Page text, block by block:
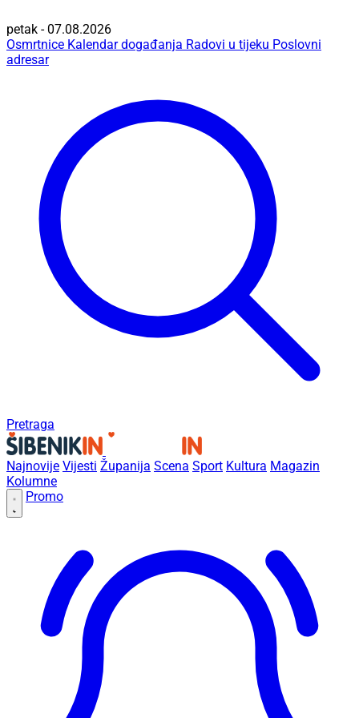
petak - 07.08.2026
Osmrtnice Kalendar događanja Radovi u tijeku Poslovni
adresar
Pretraga
Najnovije Vijesti Županija Scena Sport Kultura Magazin
Kolumne
Promo